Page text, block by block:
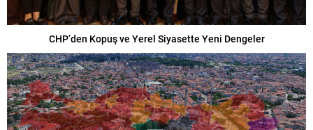
CHP’den Kopuş ve Yerel Siyasette Yeni Dengeler